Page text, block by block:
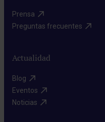
Prensa​
Preguntas frecuentes​
Actualidad
Blog​
Eventos​
Noticias​